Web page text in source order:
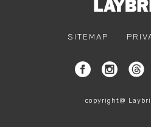
SITEMAP
copyright@